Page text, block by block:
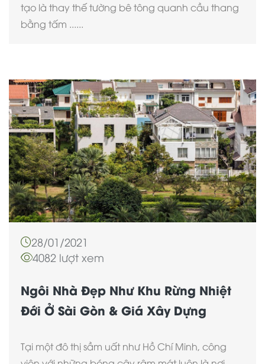
tạo là thay thế tường bê tông quanh cầu thang
bằng tấm ......
28/01/2021
4082 lượt xem
Ngôi Nhà Đẹp Như Khu Rừng Nhiệt
Đới Ở Sài Gòn & Giá Xây Dựng
Tại một đô thị sầm uất như Hồ Chí Minh, công